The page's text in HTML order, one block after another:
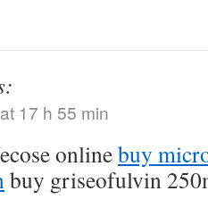
17 h 55 min
onlinebuy
buy griseofulvin